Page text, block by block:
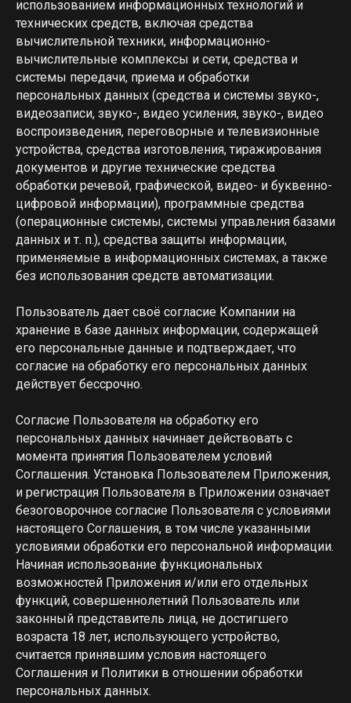
использованием информационных технологий и
технических средств, включая средства
вычислительной техники, информационно-
вычислительные комплексы и сети, средства и
системы передачи, приема и обработки
персональных данных (средства и системы звуко-,
видеозаписи, звуко-, видео усиления, звуко-, видео
воспроизведения, переговорные и телевизионные
устройства, средства изготовления, тиражирования
документов и другие технические средства
обработки речевой, графической, видео- и буквенно-
цифровой информации), программные средства
(операционные системы, системы управления базами
данных и т. п.), средства защиты информации,
применяемые в информационных системах, а также
без использования средств автоматизации.
Пользователь дает своё согласие Компании на
хранение в базе данных информации, содержащей
его персональные данные и подтверждает, что
согласие на обработку его персональных данных
действует бессрочно.
Согласие Пользователя на обработку его
персональных данных начинает действовать с
момента принятия Пользователем условий
Соглашения. Установка Пользователем Приложения,
и регистрация Пользователя в Приложении означает
безоговорочное согласие Пользователя с условиями
настоящего Соглашения, в том числе указанными
условиями обработки его персональной информации.
Начиная использование функциональных
возможностей Приложения и/или его отдельных
функций, совершеннолетний Пользователь или
законный представитель лица, не достигшего
возраста 18 лет, использующего устройство,
считается принявшим условия настоящего
Соглашения и Политики в отношении обработки
персональных данных.